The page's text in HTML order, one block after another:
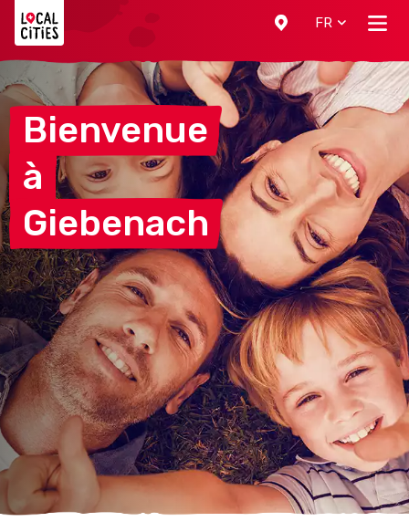
FR
Bienvenue
à
Giebenach